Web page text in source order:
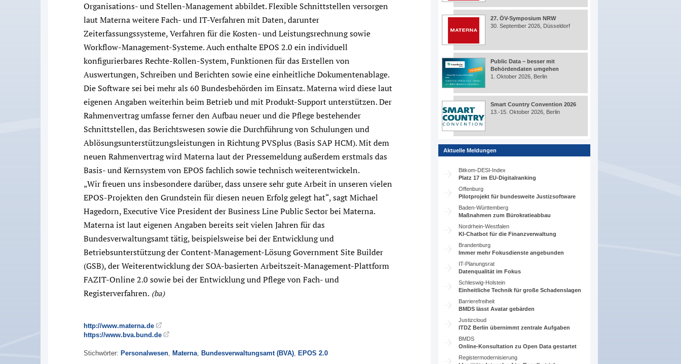
Organisations- und Stellen-Management abbildet. Flexible Schnittstellen versorgen
laut Materna weitere Fach- und IT-Verfahren mit Daten, darunter
Zeiterfassungssysteme, Verfahren für die Kosten- und Leistungsrechnung sowie
Workflow-Management-Systeme. Auch enthalte EPOS 2.0 ein individuell
konfigurierbares Rechte-Rollen-System, Funktionen für das Erstellen von
Auswertungen, Schreiben und Berichten sowie eine einheitliche Dokumentenablage.
Die Software sei bei mehr als 60 Bundesbehörden im Einsatz. Materna wird diese laut
eigenen Angaben weiterhin beim Betrieb und mit Produkt-Support unterstützen. Der
Rahmenvertrag umfasse ferner den Aufbau neuer und die Pflege bestehender
Schnittstellen, das Berichtswesen sowie die Durchführung von Schulungen und
Ablösungsunterstützungsleistungen in Richtung PVSplus (Basis SAP HCM). Mit dem
neuen Rahmenvertrag wird Materna laut der Pressemeldung außerdem erstmals das
Basis- und Kernsystem von EPOS fachlich sowie technisch weiterentwickeln.
„Wir freuen uns insbesondere darüber, dass unsere sehr gute Arbeit in unseren vielen
EPOS-Projekten den Grundstein für diesen neuen Erfolg gelegt hat“, sagt Michael
Hagedorn, Executive Vice President der Business Line Public Sector bei Materna.
Materna ist laut eigenen Angaben bereits seit vielen Jahren für das
Bundesverwaltungsamt tätig, beispielsweise bei der Entwicklung und
Betriebsunterstützung der Content-Management-Lösung Government Site Builder
(GSB), der Weiterentwicklung der SOA-basierten Arbeitszeit-Management-Plattform
FAZIT-Online 2.0 sowie bei der Entwicklung und Pflege von Fach- und
Registerverfahren. (ba)
http://www.materna.de
https://www.bva.bund.de
Stichwörter: Personalwesen, Materna, Bundesverwaltungsamt (BVA), EPOS 2.0
27. ÖV-Symposium NRW
30. September 2026, Düsseldorf
Public Data – besser mit
Behördendaten umgehen
1. Oktober 2026, Berlin
Smart Country Convention 2026
13.-15. Oktober 2026, Berlin
Aktuelle Meldungen
Bitkom-DESI-Index
Platz 17 im EU-Digitalranking
Offenburg
Pilotprojekt für bundesweite Justizsoftware
Baden-Württemberg
Maßnahmen zum Bürokratieabbau
Nordrhein-Westfalen
KI-Chatbot für die Finanzverwaltung
Brandenburg
Immer mehr Fokusdienste angebunden
IT-Planungsrat
Datenqualität im Fokus
Schleswig-Holstein
Einheitliche Technik für große Schadenslagen
Barrierefreiheit
BMDS lässt Avatar gebärden
Justizcloud
ITDZ Berlin übernimmt zentrale Aufgaben
BMDS
Online-Konsultation zu Open Data gestartet
Registermodernisierung